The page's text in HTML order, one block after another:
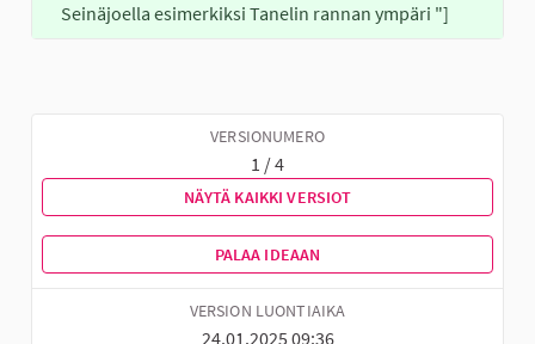
Seinäjoella esimerkiksi Tanelin rannan ympäri "]
VERSIONUMERO
1 / 4
NÄYTÄ KAIKKI VERSIOT
PALAA IDEAAN
VERSION LUONTIAIKA
24.01.2025 09:36